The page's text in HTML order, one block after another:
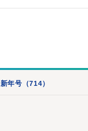
年号（714）